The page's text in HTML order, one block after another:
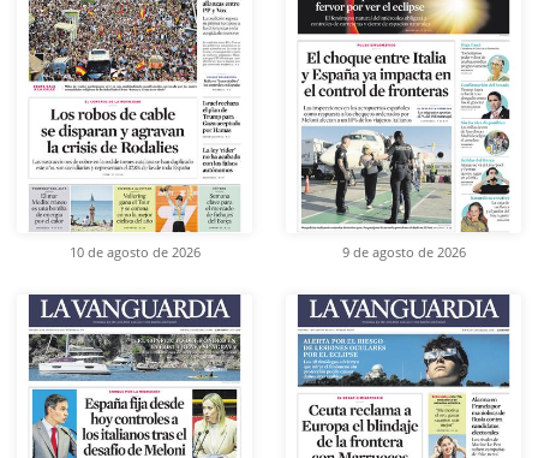
10 de agosto de 2026 9 de agosto de 2026